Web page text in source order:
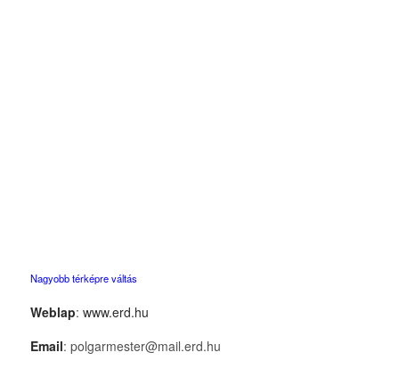
Nagyobb térképre váltás
Weblap: www.erd.hu
Email: polgarmester@mail.erd.hu